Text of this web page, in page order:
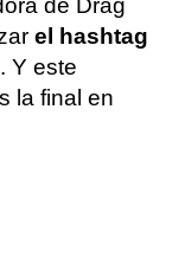
de Drag
el hashtag
Y este
la final en